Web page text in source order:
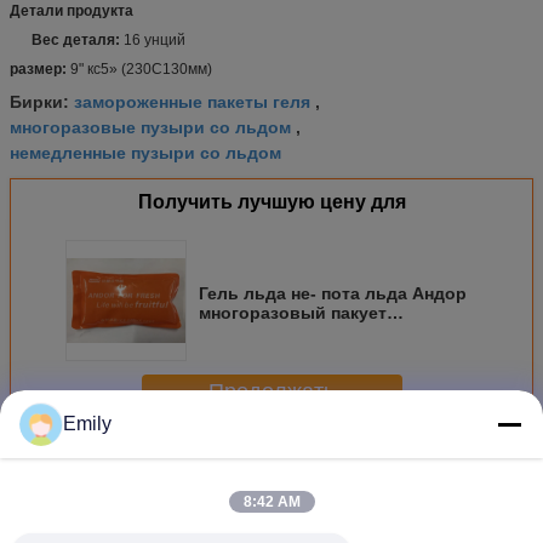
Детали продукта
Вес деталя: 16 унций
размер: 9" кс5» (230С130мм)
Бирки: замороженные пакеты геля ,
многоразовые пузыри со льдом ,
немедленные пузыри со льдом
Получить лучшую цену для
Гель льда не- пота льда Андор
многоразовый пакует
Продолжать
БольшеПакеты геля льда
Emily
8:42 AM